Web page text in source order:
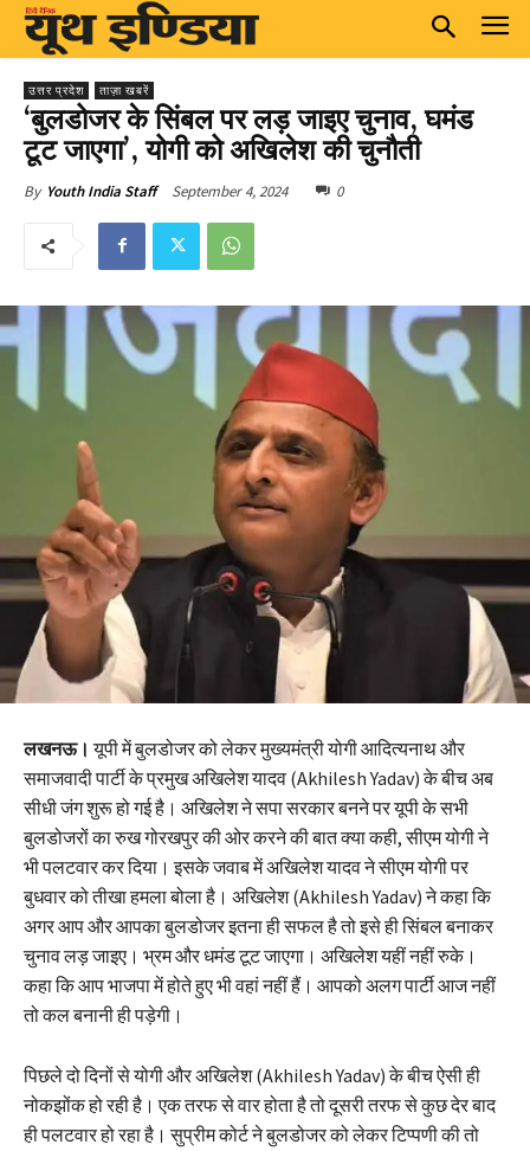
उत्तर प्रदेश ताज़ा खबरें
‘बुलडोजर के सिंबल पर लड़ जाइए चुनाव, घमंड
टूट जाएगा’, योगी को अखिलेश की चुनौती
By Youth India Staff September 4, 2024 0
लखनऊ। यूपी में बुलडोजर को लेकर मुख्यमंत्री योगी आदित्यनाथ और
समाजवादी पार्टी के प्रमुख अखिलेश यादव (Akhilesh Yadav) के बीच अब
सीधी जंग शुरू हो गई है। अखिलेश ने सपा सरकार बनने पर यूपी के सभी
बुलडोजरों का रुख गोरखपुर की ओर करने की बात क्या कही, सीएम योगी ने
भी पलटवार कर दिया। इसके जवाब में अखिलेश यादव ने सीएम योगी पर
बुधवार को तीखा हमला बोला है। अखिलेश (Akhilesh Yadav) ने कहा कि
अगर आप और आपका बुलडोजर इतना ही सफल है तो इसे ही सिंबल बनाकर
चुनाव लड़ जाइए। भ्रम और धमंड टूट जाएगा। अखिलेश यहीं नहीं रुके।
कहा कि आप भाजपा में होते हुए भी वहां नहीं हैं। आपको अलग पार्टी आज नहीं
तो कल बनानी ही पड़ेगी।
पिछले दो दिनों से योगी और अखिलेश (Akhilesh Yadav) के बीच ऐसी ही
नोकझोंक हो रही है। एक तरफ से वार होता है तो दूसरी तरफ से कुछ देर बाद
ही पलटवार हो रहा है। सुप्रीम कोर्ट ने बुलडोजर को लेकर टिप्पणी की तो